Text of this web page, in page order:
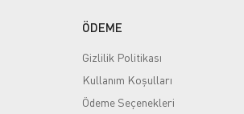
ÖDEME
Gizlilik Politikası
Kullanım Koşulları
Ödeme Seçenekleri